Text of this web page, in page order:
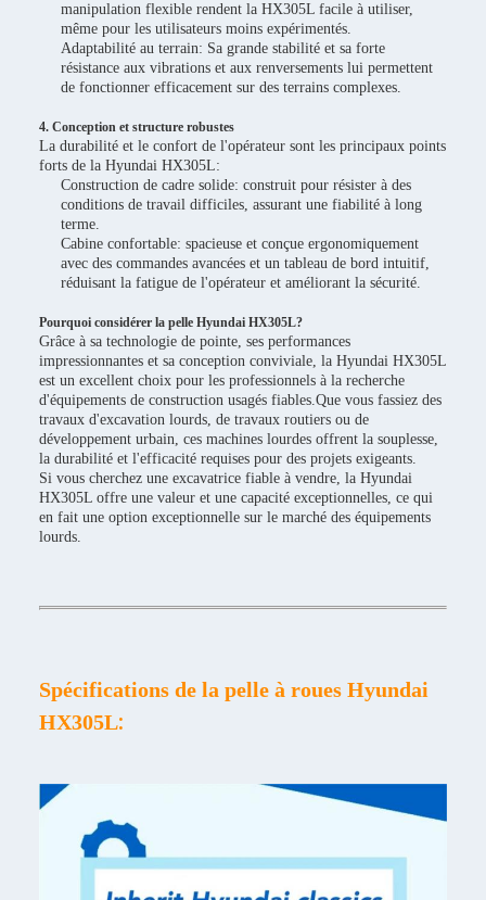
manipulation flexible rendent la HX305L facile à utiliser,
même pour les utilisateurs moins expérimentés.
Adaptabilité au terrain: Sa grande stabilité et sa forte
résistance aux vibrations et aux renversements lui permettent
de fonctionner efficacement sur des terrains complexes.
4. Conception et structure robustes
La durabilité et le confort de l'opérateur sont les principaux points
forts de la Hyundai HX305L:
Construction de cadre solide: construit pour résister à des
conditions de travail difficiles, assurant une fiabilité à long
terme.
Cabine confortable: spacieuse et conçue ergonomiquement
avec des commandes avancées et un tableau de bord intuitif,
réduisant la fatigue de l'opérateur et améliorant la sécurité.
Pourquoi considérer la pelle Hyundai HX305L?
Grâce à sa technologie de pointe, ses performances
impressionnantes et sa conception conviviale, la Hyundai HX305L
est un excellent choix pour les professionnels à la recherche
d'équipements de construction usagés fiables.Que vous fassiez des
travaux d'excavation lourds, de travaux routiers ou de
développement urbain, ces machines lourdes offrent la souplesse,
la durabilité et l'efficacité requises pour des projets exigeants.
Si vous cherchez une excavatrice fiable à vendre, la Hyundai
HX305L offre une valeur et une capacité exceptionnelles, ce qui
en fait une option exceptionnelle sur le marché des équipements
lourds.
Spécifications de la pelle à roues Hyundai
HX305L: